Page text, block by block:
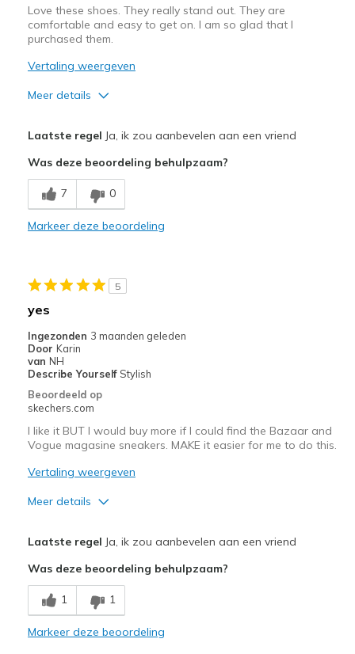
Love these shoes. They really stand out. They are
comfortable and easy to get on. I am so glad that I
purchased them.
Vertaling weergeven
Meer details
Breathe Well
Comfortable
Going Out
Sizing
Feels true to size
Laatste regel Ja, ik zou aanbevelen aan een vriend
Was deze beoordeling behulpzaam?
7 0
Markeer deze beoordeling
5
yes
Ingezonden 3 maanden geleden
Door Karin
van NH
Describe Yourself Stylish
Beoordeeld op
skechers.com
I like it BUT I would buy more if I could find the Bazaar and
Vogue magasine sneakers. MAKE it easier for me to do this.
Vertaling weergeven
Meer details
Comfortable
Stylish
Laatste regel Ja, ik zou aanbevelen aan een vriend
Was deze beoordeling behulpzaam?
1 1
Markeer deze beoordeling